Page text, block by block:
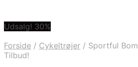
Udsalg! 30%
Forside / Cykeltrøjer / Sportful
Tilbud!